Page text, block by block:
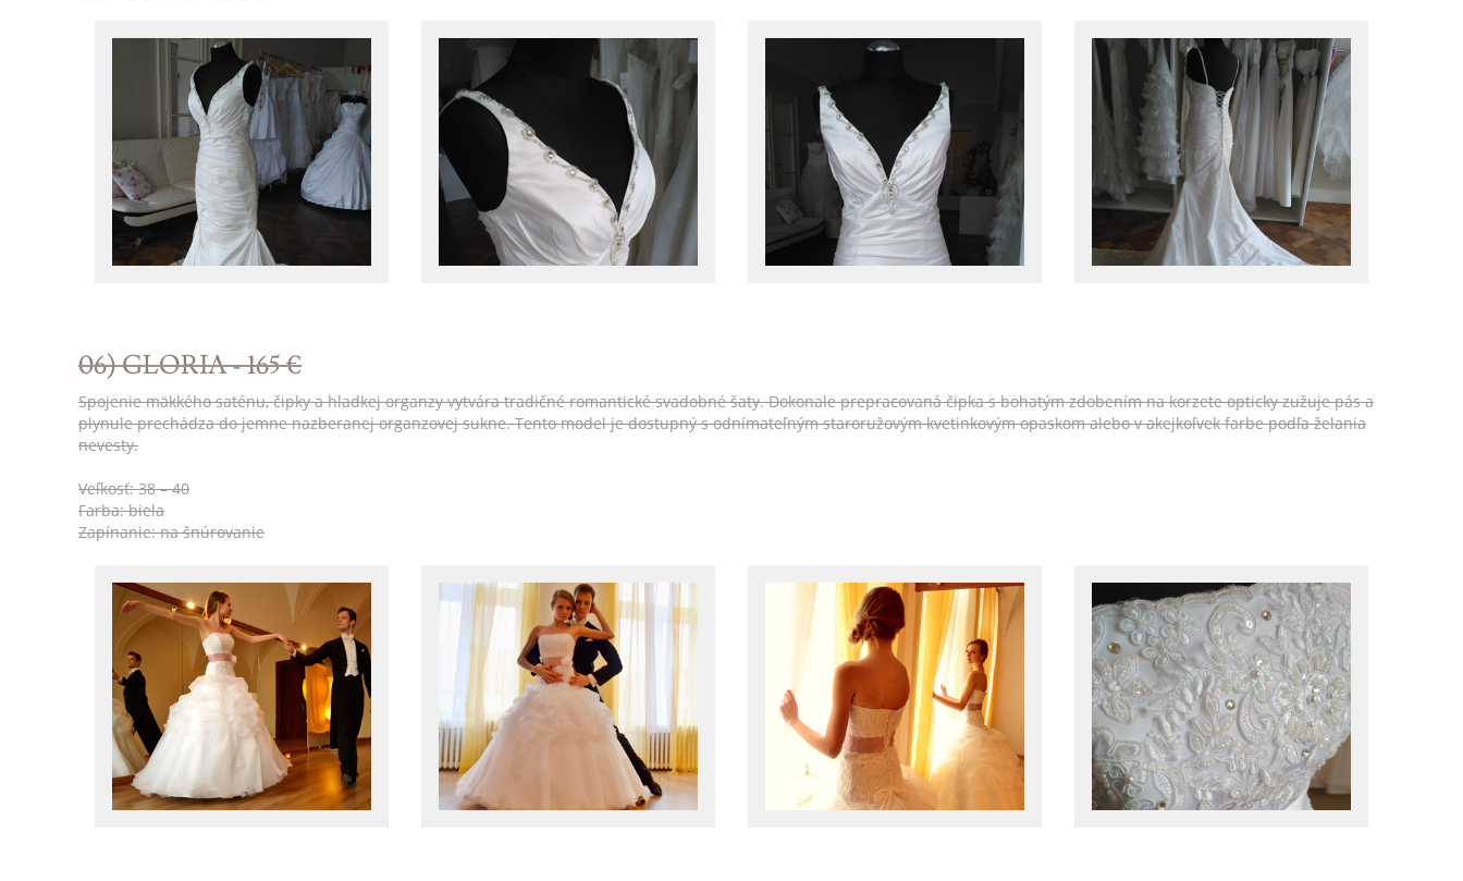
06) GLORIA - 165 €
Spojenie mäkkého saténu, čipky a hladkej organzy vytvára tradičné romantické svadobné šaty. Dokonale prepracovaná čipka s bohatým zdobením na korzete opticky zužuje pás a
plynule prechádza do jemne nazberanej organzovej sukne. Tento model je dostupný s odnímateľným staroružovým kvetinkovým opaskom alebo v akejkoľvek farbe podľa želania
nevesty.
Veľkosť: 38 – 40
Farba: biela
Zapínanie: na šnúrovanie